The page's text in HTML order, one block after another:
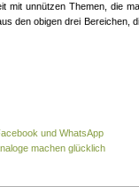
mit unnützen Themen, die
den obigen drei Bereichen,
und WhatsApp
machen glücklich